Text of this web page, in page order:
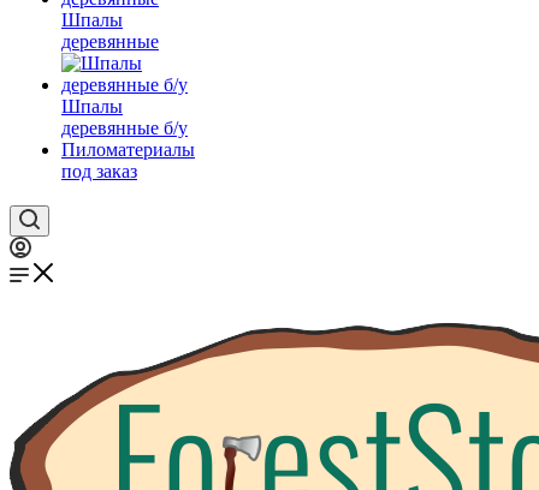
Шпалы
деревянные
Шпалы
деревянные б/у
Пиломатериалы
под заказ